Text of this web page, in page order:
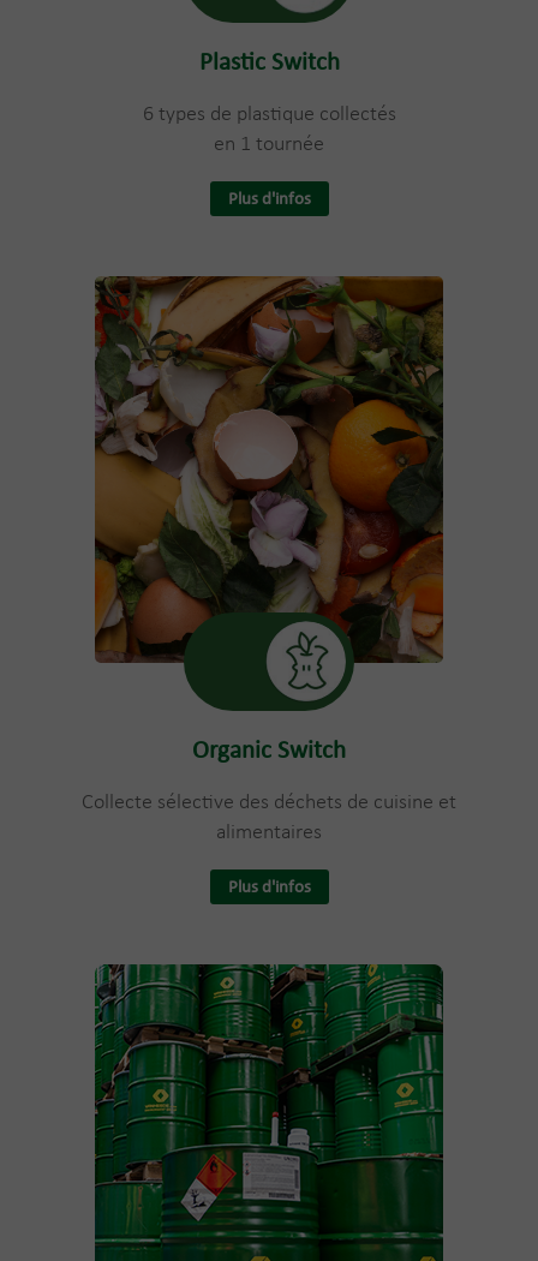
Plastic Switch
6 types de plastique collectés
en 1 tournée
Plus d'infos
Organic Switch
Collecte sélective des déchets de cuisine et
alimentaires
Plus d'infos